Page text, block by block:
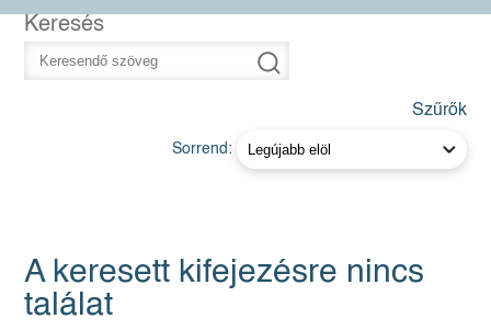
Keresés
Szűrők
Sorrend:
A keresett kifejezésre nincs
találat